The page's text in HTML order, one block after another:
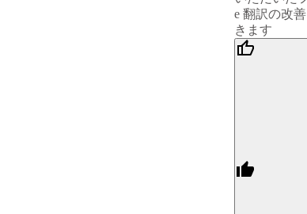
e 翻訳の改
きます